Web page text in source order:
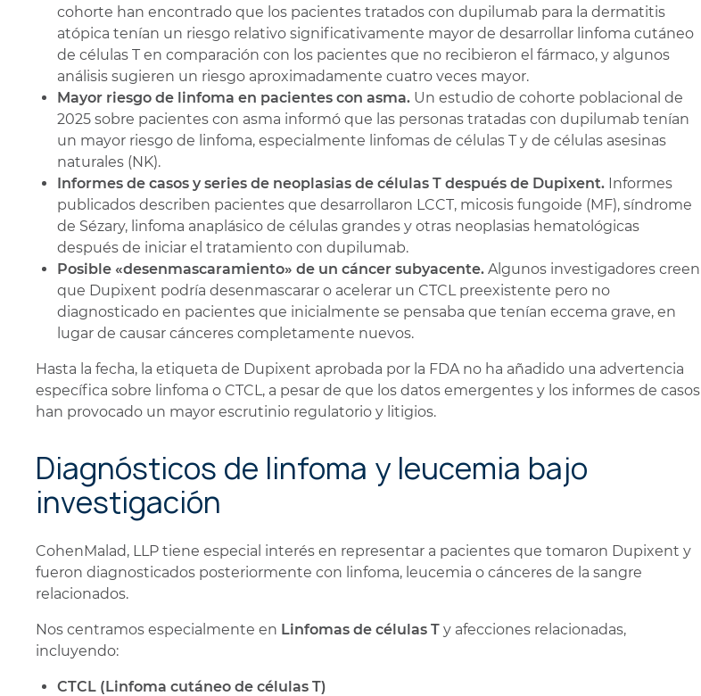
cohorte han encontrado que los pacientes tratados con dupilumab para la dermatitis
atópica tenían un riesgo relativo significativamente mayor de desarrollar linfoma cutáneo
de células T en comparación con los pacientes que no recibieron el fármaco, y algunos
análisis sugieren un riesgo aproximadamente cuatro veces mayor.
Mayor riesgo de linfoma en pacientes con asma. Un estudio de cohorte poblacional de
2025 sobre pacientes con asma informó que las personas tratadas con dupilumab tenían
un mayor riesgo de linfoma, especialmente linfomas de células T y de células asesinas
naturales (NK).
Informes de casos y series de neoplasias de células T después de Dupixent. Informes
publicados describen pacientes que desarrollaron LCCT, micosis fungoide (MF), síndrome
de Sézary, linfoma anaplásico de células grandes y otras neoplasias hematológicas
después de iniciar el tratamiento con dupilumab.
Posible «desenmascaramiento» de un cáncer subyacente. Algunos investigadores creen
que Dupixent podría desenmascarar o acelerar un CTCL preexistente pero no
diagnosticado en pacientes que inicialmente se pensaba que tenían eccema grave, en
lugar de causar cánceres completamente nuevos.
Hasta la fecha, la etiqueta de Dupixent aprobada por la FDA no ha añadido una advertencia
específica sobre linfoma o CTCL, a pesar de que los datos emergentes y los informes de casos
han provocado un mayor escrutinio regulatorio y litigios.
Diagnósticos de linfoma y leucemia bajo
investigación
CohenMalad, LLP tiene especial interés en representar a pacientes que tomaron Dupixent y
fueron diagnosticados posteriormente con linfoma, leucemia o cánceres de la sangre
relacionados.
Nos centramos especialmente en Linfomas de células T y afecciones relacionadas,
incluyendo:
CTCL (Linfoma cutáneo de células T)